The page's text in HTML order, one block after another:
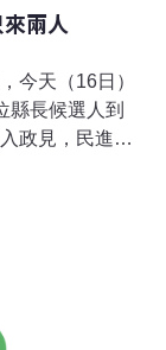
兩人
今天（16日）
縣長候選人到
政見，民進黨
她至始至終的
決反對到底。
次的核災，當
灣也要發展新
能願景，開發